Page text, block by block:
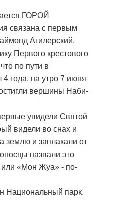
ГОРОЙ
связана с первым
Агилерский,
Первого крестового
по пути в
года, на утро 7 июня
вершины Наби-
увидели Святой
видели во снах и
землю и заплакали от
назвали это
или «Мон Жуа» - по-
Национальный парк.